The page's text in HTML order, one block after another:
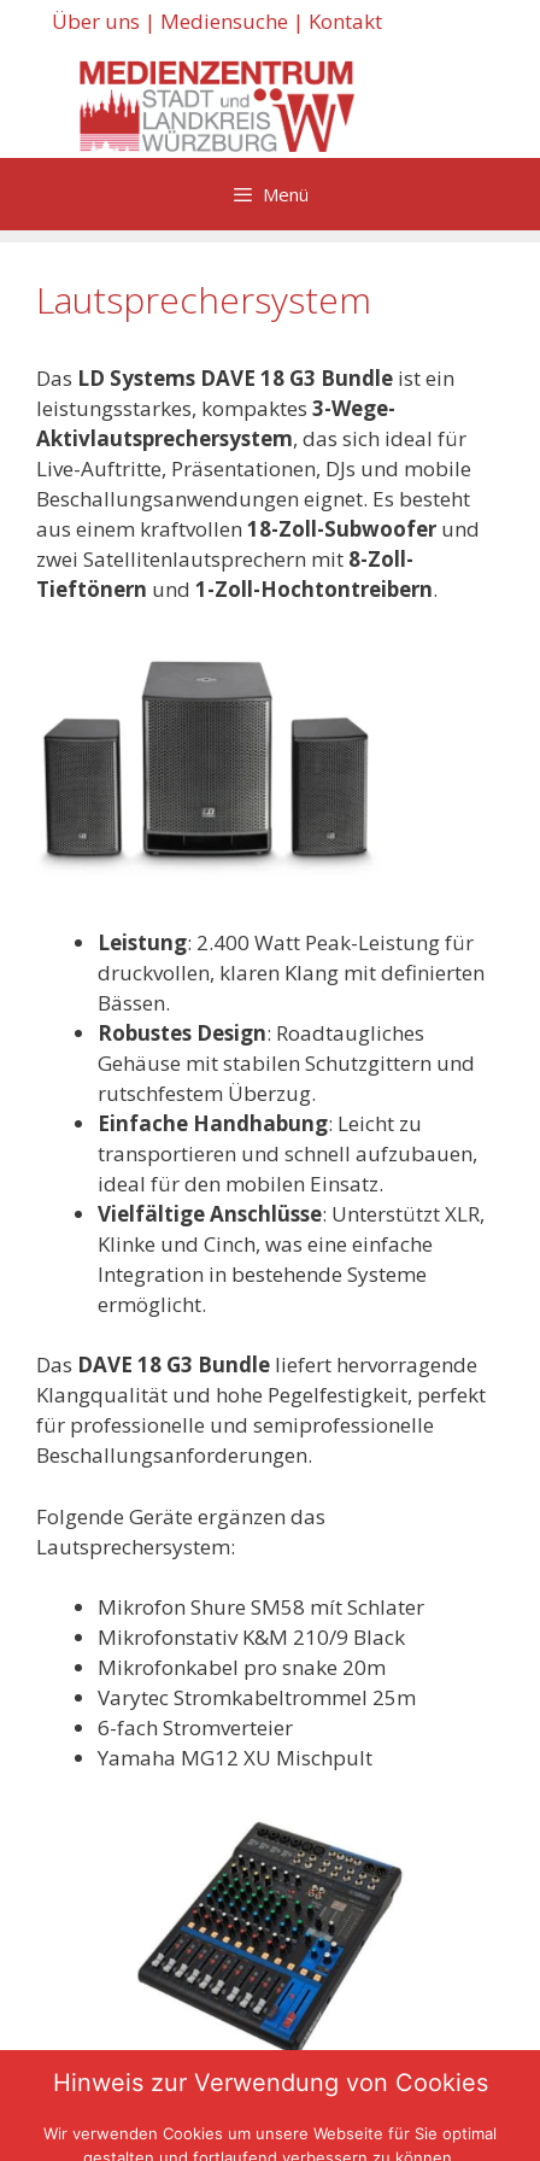
Über uns | Mediensuche | Kontakt
Menü
Lautsprechersystem
Das LD Systems DAVE 18 G3 Bundle ist ein
leistungsstarkes, kompaktes 3-Wege-
Aktivlautsprechersystem, das sich ideal für
Live-Auftritte, Präsentationen, DJs und mobile
Beschallungsanwendungen eignet. Es besteht
aus einem kraftvollen 18-Zoll-Subwoofer und
zwei Satellitenlautsprechern mit 8-Zoll-
Tieftönern und 1-Zoll-Hochtontreibern.
Leistung: 2.400 Watt Peak-Leistung für
druckvollen, klaren Klang mit definierten
Bässen.
Robustes Design: Roadtaugliches
Gehäuse mit stabilen Schutzgittern und
rutschfestem Überzug.
Einfache Handhabung: Leicht zu
transportieren und schnell aufzubauen,
ideal für den mobilen Einsatz.
Vielfältige Anschlüsse: Unterstützt XLR,
Klinke und Cinch, was eine einfache
Integration in bestehende Systeme
ermöglicht.
Das DAVE 18 G3 Bundle liefert hervorragende
Klangqualität und hohe Pegelfestigkeit, perfekt
für professionelle und semiprofessionelle
Beschallungsanforderungen.
Folgende Geräte ergänzen das
Lautsprechersystem:
Mikrofon Shure SM58 mít Schlater
Mikrofonstativ K&M 210/9 Black
Mikrofonkabel pro snake 20m
Varytec Stromkabeltrommel 25m
6-fach Stromverteier
Yamaha MG12 XU Mischpult
Hinweis zur Verwendung von Cookies
Wir verwenden Cookies um unsere Webseite für Sie optimal